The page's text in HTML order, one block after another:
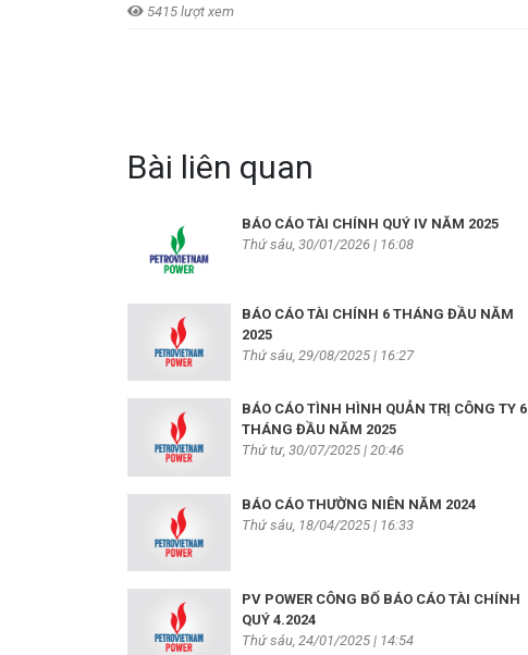
5415 lượt xem
Bài liên quan
BÁO CÁO TÀI CHÍNH QUÝ IV NĂM 2025
Thứ sáu, 30/01/2026 | 16:08
BÁO CÁO TÀI CHÍNH 6 THÁNG ĐẦU NĂM
2025
Thứ sáu, 29/08/2025 | 16:27
BÁO CÁO TÌNH HÌNH QUẢN TRỊ CÔNG TY 6
THÁNG ĐẦU NĂM 2025
Thứ tư, 30/07/2025 | 20:46
BÁO CÁO THƯỜNG NIÊN NĂM 2024
Thứ sáu, 18/04/2025 | 16:33
PV POWER CÔNG BỐ BÁO CÁO TÀI CHÍNH
QUÝ 4.2024
Thứ sáu, 24/01/2025 | 14:54